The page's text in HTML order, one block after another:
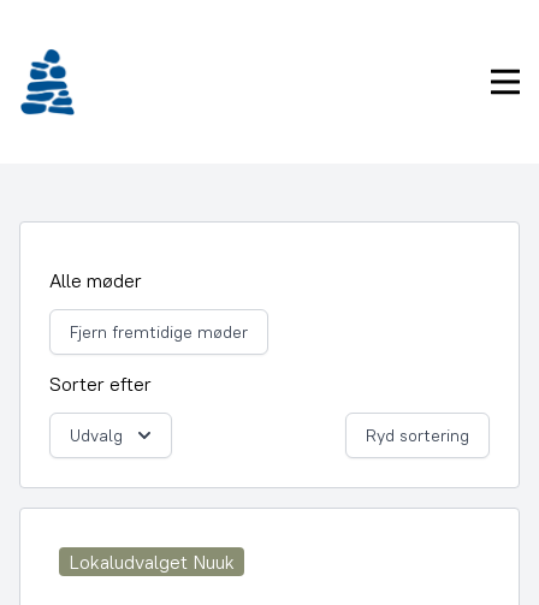
indhold
Alle møder
Fjern fremtidige møder
Sorter efter
Udvalg Ryd sortering
Lokaludvalget Nuuk